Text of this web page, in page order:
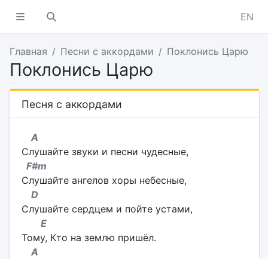
EN
Главная Песни с аккордами Поклонись Царю
Поклонись Царю
Песня с аккордами
A
Слушайте звуки и песни чудесные,
F#m
Слушайте ангелов хоры небесные,
D
Слушайте сердцем и пойте устами,
E
Тому, Кто на землю пришёл.
A